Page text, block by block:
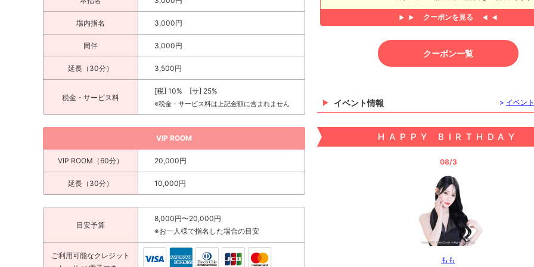
クーポンを見る
クーポン一覧
イベント情報 > イベン
HAPPY BIRTHDAY
08/3
もも
場内指名 3,000円
同伴 3,000円
延長（30分） 3,500円
税金・サービス料
[税] 10% [サ] 25%
※税金・サービス料は上記金額に含まれません
VIP ROOM
VIP ROOM（60分） 20,000円
延長（30分） 10,000円
目安予算
8,000円〜20,000円
※お一人様で指名した場合の目安
ご利用可能なクレジット